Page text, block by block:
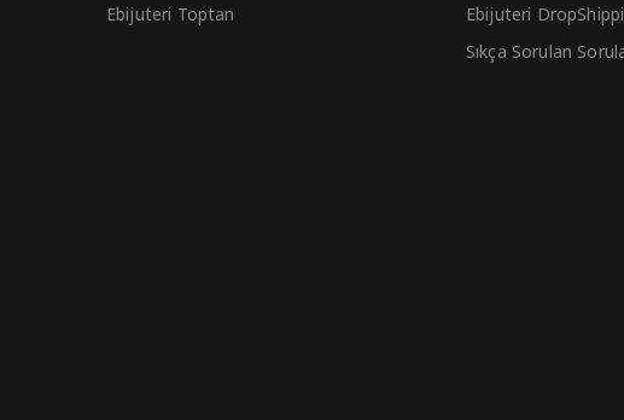
Ebijuteri Toptan
Ebijuteri
Sıkça Sorulan